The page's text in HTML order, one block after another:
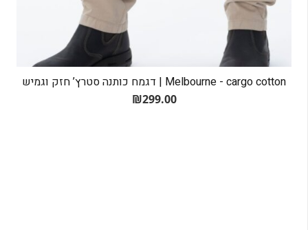
Melbourne - cargo cotton | דגמח כותנה סטרץ’ חזק וגמיש
₪299.00